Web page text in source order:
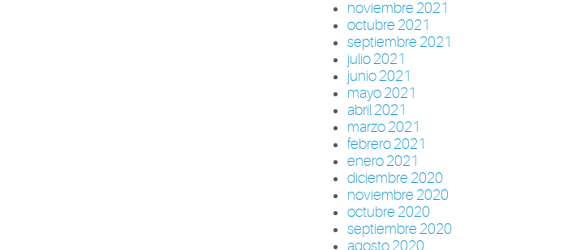
noviembre 2021
octubre 2021
septiembre 2021
julio 2021
junio 2021
mayo 2021
abril 2021
marzo 2021
febrero 2021
enero 2021
diciembre 2020
noviembre 2020
octubre 2020
septiembre 2020
agosto 2020